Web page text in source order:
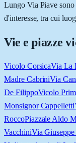
Lungo Via Piave
d'interesse, tra cui
Vie e piazze
Vicolo CorsicaVia La
Madre CabriniVia
De FilippoVicolo
Monsignor Cappelletti
RoccoPiazzale Aldo
VacchiniVia